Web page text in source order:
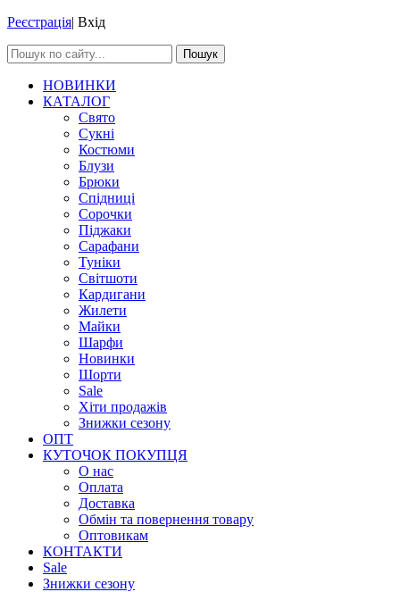
Реєстрація| Вхід
Пошук
НОВИНКИ
КАТАЛОГ
Свято
Сукні
Костюми
Блузи
Брюки
Спідниці
Сорочки
Піджаки
Сарафани
Туніки
Світшоти
Кардигани
Жилети
Майки
Шарфи
Новинки
Шорти
Sale
Хіти продажів
Знижки сезону
ОПТ
КУТОЧОК ПОКУПЦЯ
О нас
Оплата
Доставка
Обмін та повернення товару
Оптовикам
КОНТАКТИ
Sale
Знижки сезону